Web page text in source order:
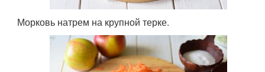
Морковь натрем на крупной терке.